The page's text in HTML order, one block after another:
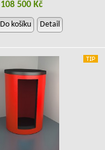
108 500 Kč
Do košíku Detail